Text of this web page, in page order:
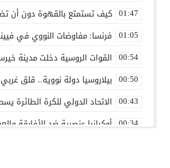
01:47 كيف تستمتع بالقهوة دون أن
01:05 فرنسا: مفاوضات النووي في
00:54 القوات الروسية دخلت مدينة
00:50 بيلاروسيا دولة نووية.. قلق
00:43 الاتحاد الدولي للكرة الطائرة يسحب
00:34 أوكرانيا عنصرية ضد الأفارقة